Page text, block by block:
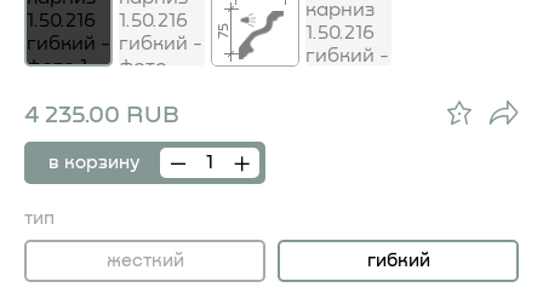
75
4 235.00 RUB
в корзину
тип
жесткий гибкий